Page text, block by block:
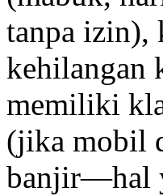
tanpa izin),
kehilangan
memiliki
(jika mobil
banjir—hal